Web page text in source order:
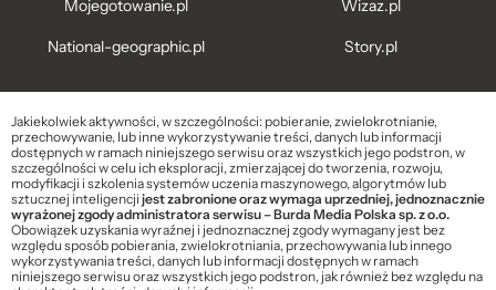
Mojegotowanie.pl
National-geographic.pl
Wizaz.pl
Story.pl
Jakiekolwiek aktywności, w szczególności: pobieranie, zwielokrotnianie,
przechowywanie, lub inne wykorzystywanie treści, danych lub informacji
dostępnych w ramach niniejszego serwisu oraz wszystkich jego podstron, w
szczególności w celu ich eksploracji, zmierzającej do tworzenia, rozwoju,
modyfikacji i szkolenia systemów uczenia maszynowego, algorytmów lub
sztucznej inteligencjijest zabronione oraz wymaga uprzedniej, jednoznacznie
wyrażonej zgody administratora serwisu – Burda Media Polska sp. z o.o.
Obowiązek uzyskania wyraźnej i jednoznacznej zgody wymagany jest bez
względu sposób pobierania, zwielokrotniania, przechowywania lub innego
wykorzystywania treści, danych lub informacji dostępnych w ramach
niniejszego serwisu oraz wszystkich jego podstron, jak również bez względu na